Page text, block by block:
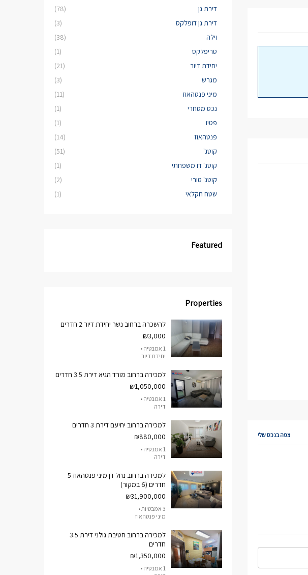
צפה בנכס שלי
דירת גן
(78)
דירת גן דופלקס
(3)
וילה
(38)
טריפלקס
(1)
יחידת דיור
(21)
מגרש
(3)
מיני פנטהאוז
(11)
נכס מסחרי
(1)
פטיו
(1)
פנטהאוז
(14)
קוטג'
(51)
קוטג' דו משפחתי
(1)
קוטג' טורי
(2)
שטח חקלאי
(1)
Featured
Properties
להשכרה ברחוב נשר יחידת דיור 2 חדרים
₪3,000
1 אמבטיה •
יחידת דיור
למכירה ברחוב מורד הגיא דירת 3.5 חדרים
₪1,050,000
1 אמבטיה •
דירה
למכירה ברחוב יחיעם דירת 3 חדרים
₪880,000
1 אמבטיה •
דירה
למכירה ברחוב נחל דן מיני פנטהאוז 5
חדרים (6 במקור)
₪31,900,000
3 אמבטיות •
מיני פנטהאוז
למכירה ברחוב חטיבת גולני דירת 3.5
חדרים
₪1,350,000
1 אמבטיה •